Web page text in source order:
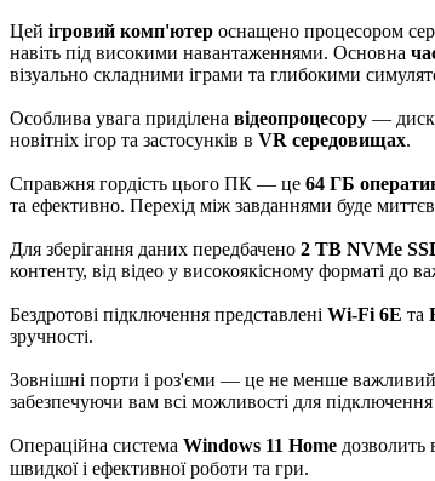
Цей ігровий комп'ютер оснащено процесором
навіть під високими навантаженнями. Основна
візуально складними іграми та глибокими
Особлива увага приділена відеопроцесору —
новітніх ігор та застосунків в VR середовищах.
Справжня гордість цього ПК — це 64 ГБ
та ефективно. Перехід між завданнями буде
Для зберігання даних передбачено 2 TB NVMe
контенту, від відео у високоякісному форматі до
Бездротові підключення представлені Wi-Fi 6E та
зручності.
Зовнішні порти і роз'єми — це не менше важливий
забезпечуючи вам всі можливості для
Операційна система Windows 11 Home дозволить
швидкої і ефективної роботи та гри.⠀